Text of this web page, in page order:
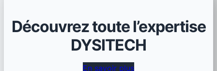
Découvrez toute l’expertise
DYSITECH
En savoir plus